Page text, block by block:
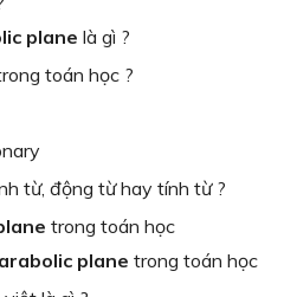
plane là gì ?
toán học ?
từ, động từ hay tính từ ?
trong toán học
plane trong toán học